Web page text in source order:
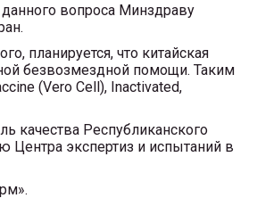
вопроса Минздраву
планируется, что китайская
безвозмездной помощи. Таким
(Vero Cell), Inactivated,
качества Республиканского
Центра экспертиз и испытаний в